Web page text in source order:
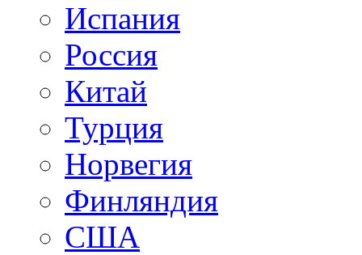
Испания
Россия
Китай
Турция
Норвегия
Финляндия
США